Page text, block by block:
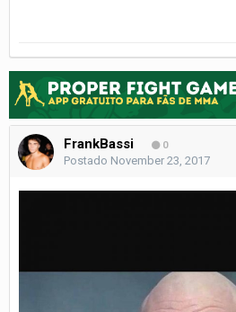
FrankBassi 0
Postado November 23, 2017